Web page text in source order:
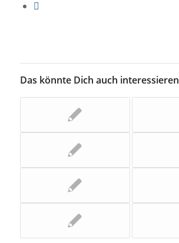
Das könnte Dich auch interessieren